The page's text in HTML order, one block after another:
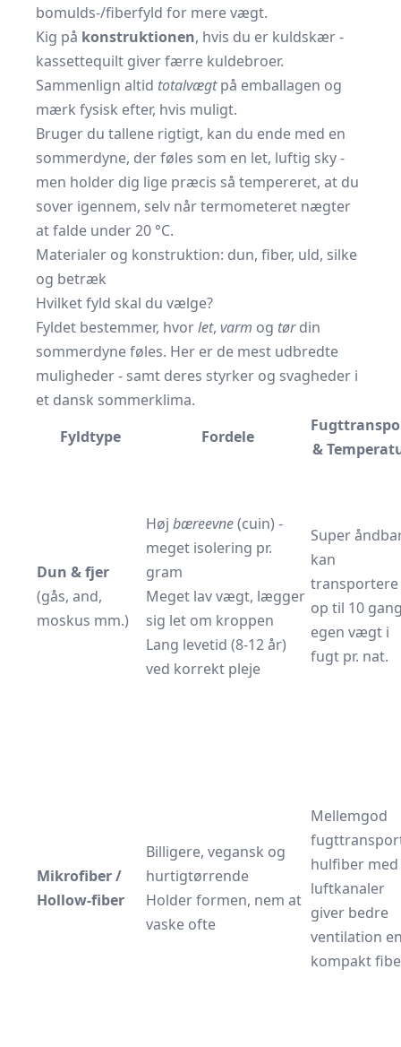
bomulds-/fiberfyld for mere vægt.
Kig på konstruktionen, hvis du er kuldskær -
kassettequilt giver færre kuldebroer.
Sammenlign altid totalvægtpå emballagen og
mærk fysisk efter, hvis muligt.
Bruger du tallene rigtigt, kan du ende med en
sommerdyne, der føles som en let, luftig sky -
men holder dig lige præcis så tempereret, at du
sover igennem, selv når termometeret nægter
at falde under 20 °C.
Materialer og konstruktion: dun, fiber, uld, silke
og betræk
Hvilket fyld skal du vælge?
Fyldet bestemmer, hvorlet, varm og tørdin
sommerdyne føles. Her er de mest udbredte
muligheder - samt deres styrker og svagheder i
et dansk sommerklima.
Fyldtype
Fordele
&
Dun & fjer
(gås, and,
moskus mm.)
Høj bæreevne(cuin) -
meget isolering pr.
gram
Meget lav vægt, lægger
sig let om kroppen
Lang levetid (8-12 år)
ved korrekt pleje
Super
kan
transportere
op til 10
egen vægt i
fugt pr. nat.
Mikrofiber /
Hollow-fiber
Billigere, vegansk og
hurtigtørrende
Holder formen, nem at
vaske ofte
Mellemgod
hulfiber med
luftkanaler
giver bedre
ventilation
kompakt